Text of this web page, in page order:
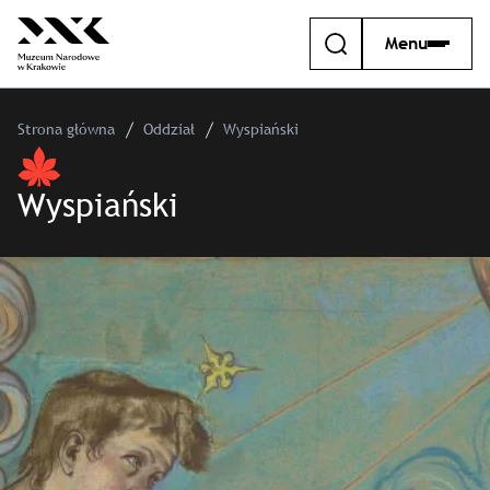
Menu
Strona główna Oddział Wyspiański
Wyspiański